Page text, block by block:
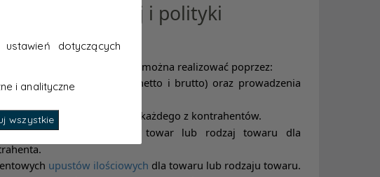
dotyczących
i analityczne
wszystkie